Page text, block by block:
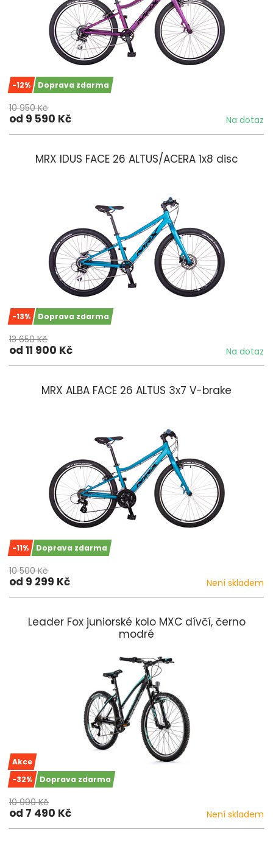
-12% Doprava zdarma
10 950 Kč
od 9 590 Kč Na dotaz
MRX IDUS FACE 26 ALTUS/ACERA 1x8 disc
-13% Doprava zdarma
13 650 Kč
od 11 900 Kč Na dotaz
MRX ALBA FACE 26 ALTUS 3x7 V-brake
-11% Doprava zdarma
10 500 Kč
od 9 299 Kč Není skladem
Leader Fox juniorské kolo MXC dívčí, černo
modré
Akce
-32%
Doprava zdarma
10 990 Kč
od 7 490 Kč Není skladem